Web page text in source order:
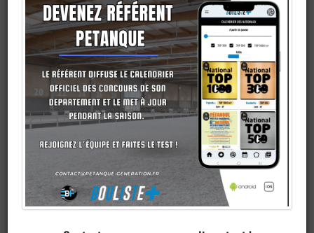
Publier un
concours
Ajouter un
club